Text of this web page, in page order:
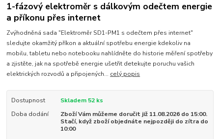
1-fázový elektroměr s dálkovým odečtem energie
a příkonu přes internet
Zvýhodněná sada "Elektroměr SD1-PM1 s odečtem přes internet"
sledujte okamžitý příkon a aktuální spotřebu energie kdekoliv na
mobilu, tabletu nebo notebooku nahlídněte do historie měření spotřeby
a zjistěte, jak na spotřebě energie ušetřit detekujte poruchu vašich
elektrických rozvodů a připojených... celý popis
Dostupnost
Skladem 52 ks
Doba dodání
Zboží Vám můžeme doručit již 11.08.2026 do 15:00.
Stačí, když zboží objednáte nejpozději do zítra do
10:00